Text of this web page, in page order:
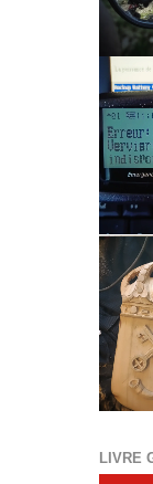
LIVRE